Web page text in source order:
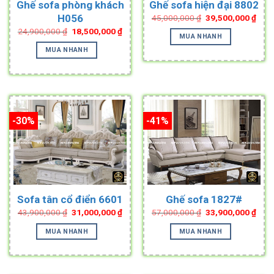
Ghế sofa phòng khách
H056
24,900,000₫ Original
price
was:
24,900,000 ₫.
18,500,000₫Current
price
is:
18,500,000 ₫.
MUA NHANH
Ghế sofa hiện đại 8802
45,000,000₫ Original
price
was:
45,000,000 ₫.
39,500,000₫
price
is:
MUA NHANH
-30%
Sofa tân cổ điển 6601
43,900,000₫ Original
price
was:
43,900,000 ₫.
31,000,000₫Current
price
is:
31,000,000 ₫.
MUA NHANH
-41%
Ghế sofa 1827#
57,000,000₫ Original
price
was:
57,000,000 ₫.
33,900,000₫
price
is:
MUA NHANH